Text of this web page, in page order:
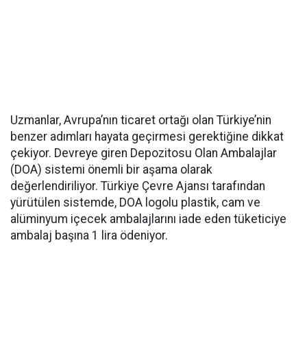
Uzmanlar, Avrupa’nın ticaret ortağı olan Türkiye’nin
benzer adımları hayata geçirmesi gerektiğine dikkat
çekiyor. Devreye giren Depozitosu Olan Ambalajlar
(DOA) sistemi önemli bir aşama olarak
değerlendiriliyor. Türkiye Çevre Ajansı tarafından
yürütülen sistemde, DOA logolu plastik, cam ve
alüminyum içecek ambalajlarını iade eden tüketiciye
ambalaj başına 1 lira ödeniyor.